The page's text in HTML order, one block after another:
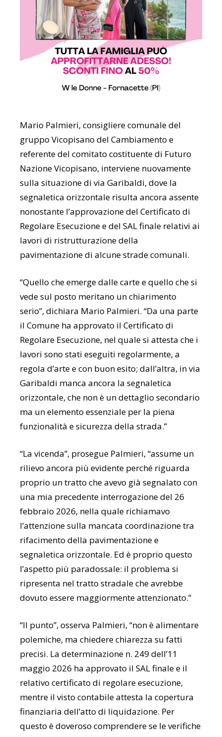
Mario Palmieri, consigliere comunale del
gruppo Vicopisano del Cambiamento e
referente del comitato costituente di Futuro
Nazione Vicopisano, interviene nuovamente
sulla situazione di via Garibaldi, dove la
segnaletica orizzontale risulta ancora assente
nonostante l’approvazione del Certificato di
Regolare Esecuzione e del SAL finale relativi ai
lavori di ristrutturazione della
pavimentazione di alcune strade comunali.
“Quello che emerge dalle carte e quello che si
vede sul posto meritano un chiarimento
serio”, dichiara Mario Palmieri. “Da una parte
il Comune ha approvato il Certificato di
Regolare Esecuzione, nel quale si attesta che i
lavori sono stati eseguiti regolarmente, a
regola d’arte e con buon esito; dall’altra, in via
Garibaldi manca ancora la segnaletica
orizzontale, che non è un dettaglio secondario
ma un elemento essenziale per la piena
funzionalità e sicurezza della strada.”
“La vicenda”, prosegue Palmieri, “assume un
rilievo ancora più evidente perché riguarda
proprio un tratto che avevo già segnalato con
una mia precedente interrogazione del 26
febbraio 2026, nella quale richiamavo
l’attenzione sulla mancata coordinazione tra
rifacimento della pavimentazione e
segnaletica orizzontale. Ed è proprio questo
l’aspetto più paradossale: il problema si
ripresenta nel tratto stradale che avrebbe
dovuto essere maggiormente attenzionato.”
“Il punto”, osserva Palmieri, “non è alimentare
polemiche, ma chiedere chiarezza su fatti
precisi. La determinazione n. 249 dell’11
maggio 2026 ha approvato il SAL finale e il
relativo certificato di regolare esecuzione,
mentre il visto contabile attesta la copertura
finanziaria dell’atto di liquidazione. Per
questo è doveroso comprendere se le verifiche